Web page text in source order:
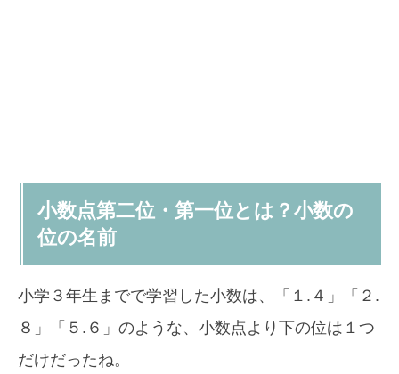
小数点第二位・第一位とは？小数の
位の名前
小学３年生までで学習した小数は、「１.４」「２.
８」「５.６」のような、小数点より下の位は１つ
だけだったね。